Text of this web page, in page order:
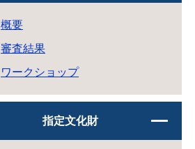
概要
審査結果
ワークショップ
指定文化財